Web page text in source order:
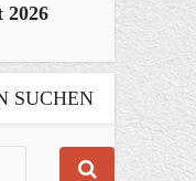
2026
SUCHEN